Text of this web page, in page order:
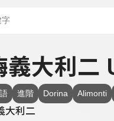
大利二
進階 Dorina Alimonti
大利二